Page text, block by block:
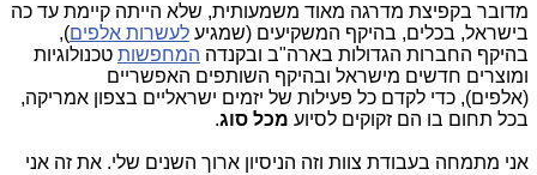
מדובר בקפיצת מדרגה מאוד משמעותית, שלא הייתה קיימת עד כה
בישראל, בכלים, בהיקף המשקיעים (שמגיע לעשרות אלפים),
בהיקף החברות הגדולות בארה"ב ובקנדה המחפשות טכנולוגיות
ומוצרים חדשים מישראל ובהיקף השותפים האפשריים
(אלפים), כדי לקדם כל פעילות של יזמים ישראליים בצפון אמריקה,
בכל תחום בו הם זקוקים לסיוע מכל סוג.
אני מתמחה בעבודת צוות וזה הניסיון ארוך השנים שלי. את זה אני